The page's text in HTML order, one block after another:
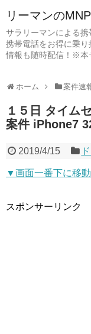
リーマンの
サラリーマンによる携
携帯電話をお得に乗
情報も随時配信！※本
ホーム 案件速
１５日 タイム
案件 iPhone7
2019/4/15
▼画面一番下に移動
スポンサーリンク